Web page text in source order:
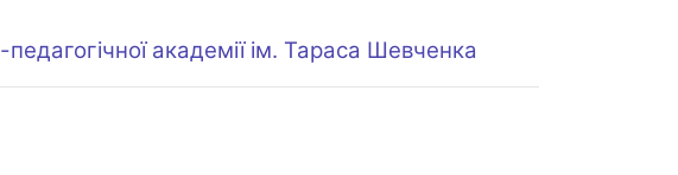
академії ім. Тараса Шевченка